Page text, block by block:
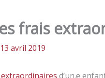
frais
13 avril 2019
d’un.e